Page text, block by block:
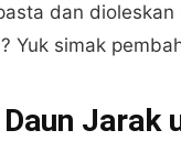
dan
Yuk simak
Jarak